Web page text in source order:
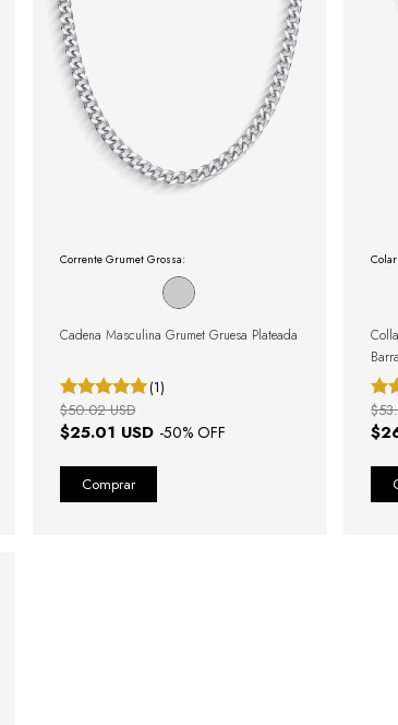
Corrente Grumet Grossa:
Cadena Masculina Grumet Gruesa Plateada
(1)
$25.01 USD -50% OFF
$50.02 USD
Barra